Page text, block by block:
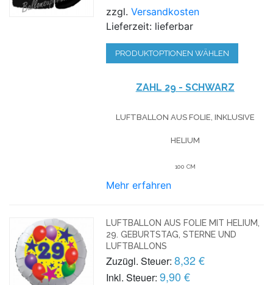
zzgl.Versandkosten
Lieferzeit: lieferbar
PRODUKTOPTIONEN WÄHLEN
ZAHL 29 - SCHWARZ
LUFTBALLON AUS FOLIE, INKLUSIVE
HELIUM
100 CM
Mehr erfahren
LUFTBALLON AUS FOLIE MIT HELIUM,
29. GEBURTSTAG, STERNE UND
LUFTBALLONS
Zuzügl. Steuer: 8,32 €
Inkl. Steuer: 9,90 €